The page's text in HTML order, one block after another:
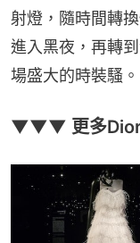
射燈，隨時間轉
進入黑夜，再轉
場盛大的時裝騷。
▼▼▼ 更多